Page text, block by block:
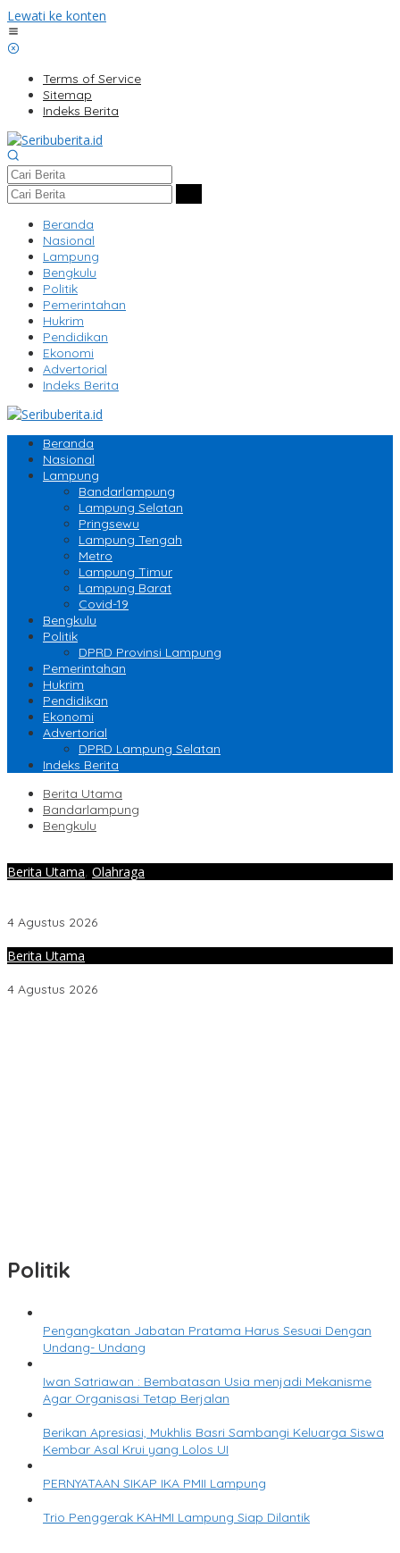
Lewati ke konten
Terms of Service
Sitemap
Indeks Berita
Beranda
Nasional
Lampung
Bengkulu
Politik
Pemerintahan
Hukrim
Pendidikan
Ekonomi
Advertorial
Indeks Berita
Beranda
Nasional
Lampung
Bandarlampung
Lampung Selatan
Pringsewu
Lampung Tengah
Metro
Lampung Timur
Lampung Barat
Covid-19
Bengkulu
Politik
DPRD Provinsi Lampung
Pemerintahan
Hukrim
Pendidikan
Ekonomi
Advertorial
DPRD Lampung Selatan
Indeks Berita
Berita Utama
Bandarlampung
Bengkulu
Berita Utama, Olahraga
4 Agustus 2026
Berita Utama
4 Agustus 2026
Politik
Pengangkatan Jabatan Pratama Harus Sesuai Dengan
Undang- Undang
Iwan Satriawan : Bembatasan Usia menjadi Mekanisme
Agar Organisasi Tetap Berjalan
Berikan Apresiasi, Mukhlis Basri Sambangi Keluarga Siswa
Kembar Asal Krui yang Lolos UI
PERNYATAAN SIKAP IKA PMII Lampung
Trio Penggerak KAHMI Lampung Siap Dilantik